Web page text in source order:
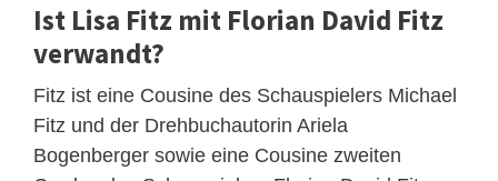
Ist Lisa Fitz mit Florian David Fitz
verwandt?
Fitz ist eine Cousine des Schauspielers Michael
Fitz und der Drehbuchautorin Ariela
Bogenberger sowie eine Cousine zweiten